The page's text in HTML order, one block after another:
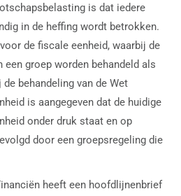
is dat iedere
in de heffing wordt betrokken.
de fiscale eenheid, waarbij de
groep worden behandeld als
behandeling van de Wet
is aangegeven dat de huidige
onder druk staat en op
door een groepsregeling die
heeft een hoofdlijnenbrief